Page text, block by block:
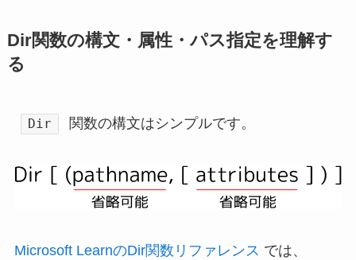
Dir関数の構文・属性・パス指定を理解す
る
Dir 関数の構文はシンプルです。
Microsoft LearnのDir関数リファレンス では、